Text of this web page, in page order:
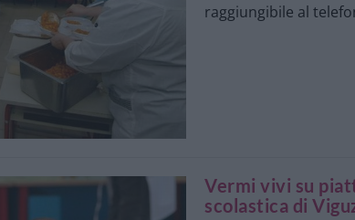
raggiungibile al
Vermi vivi su
scolastica di